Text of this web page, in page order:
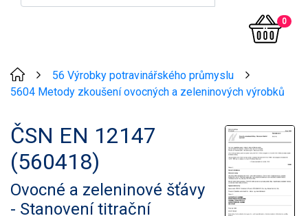
0
56 Výrobky potravinářského průmyslu
5604 Metody zkoušení ovocných a zeleninových výrobků
ČSN EN 12147
(560418)
Ovocné a zeleninové šťávy
- Stanovení titrační